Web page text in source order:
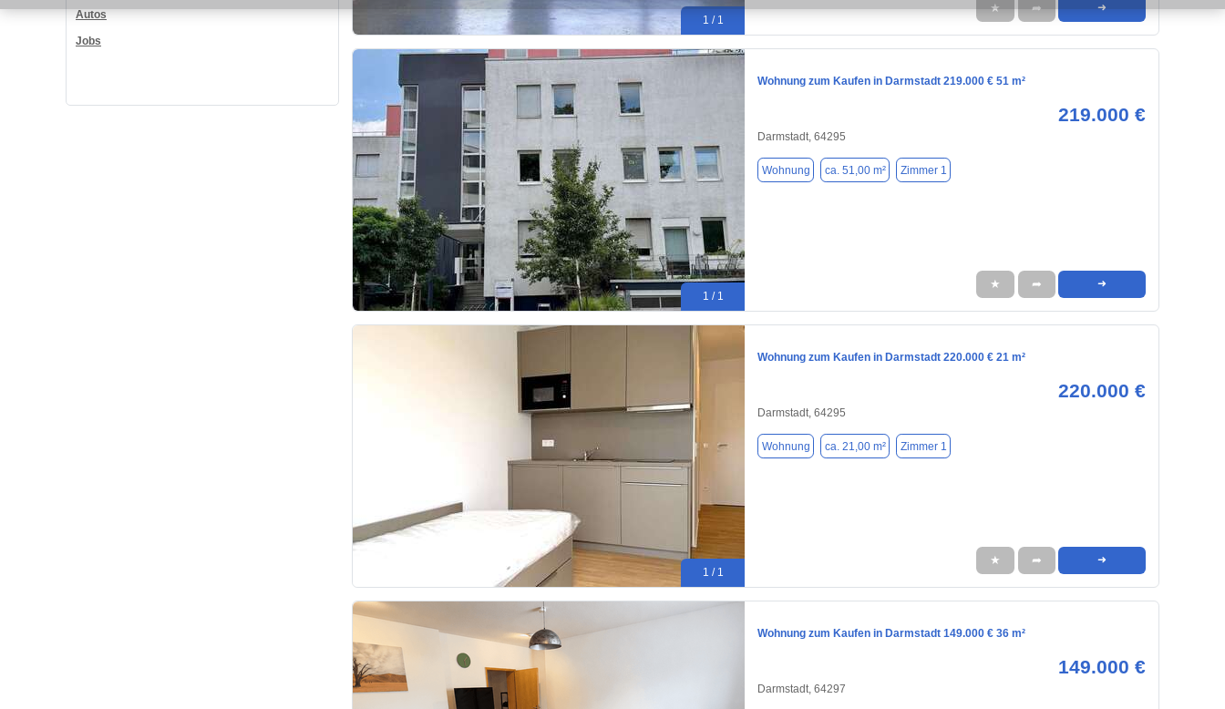
Autos
Jobs
1 / 1
★ ➦ ➜
1 / 1
Wohnung zum Kaufen in Darmstadt 219.000 € 51 m²
219.000 €
Darmstadt, 64295
Wohnung ca. 51,00 m² Zimmer 1
★ ➦ ➜
1 / 1
Wohnung zum Kaufen in Darmstadt 220.000 € 21 m²
220.000 €
Darmstadt, 64295
Wohnung ca. 21,00 m² Zimmer 1
★ ➦ ➜
Wohnung zum Kaufen in Darmstadt 149.000 € 36 m²
149.000 €
Darmstadt, 64297